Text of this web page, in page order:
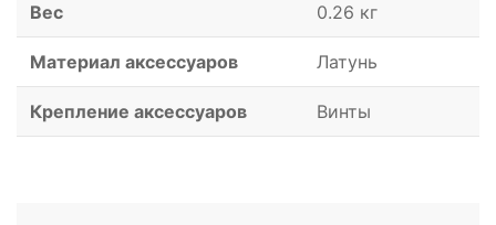
Вес 0.26 кг
Материал аксессуаров Латунь
Крепление аксессуаров Винты